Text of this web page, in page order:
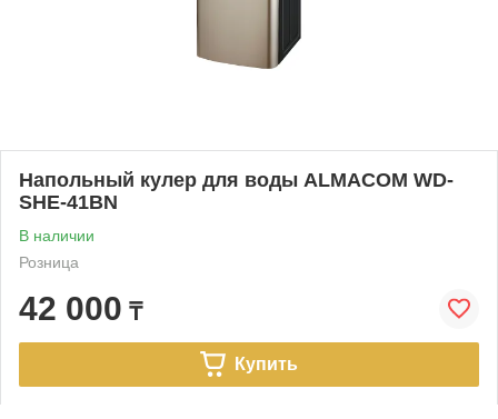
Напольный кулер для воды ALMACOM WD-
SHE-41BN
В наличии
Розница
42 000 ₸
Купить